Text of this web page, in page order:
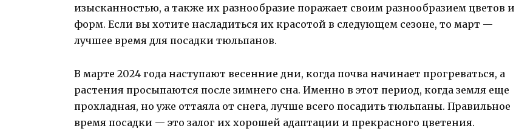
изысканностью, а также их разнообразие поражает своим разнообразием цветов и
форм. Если вы хотите насладиться их красотой в следующем сезоне, то март —
лучшее время для посадки тюльпанов.
В марте 2024 года наступают весенние дни, когда почва начинает прогреваться, а
растения просыпаются после зимнего сна. Именно в этот период, когда земля еще
прохладная, но уже оттаяла от снега, лучше всего посадить тюльпаны. Правильное
время посадки — это залог их хорошей адаптации и прекрасного цветения.